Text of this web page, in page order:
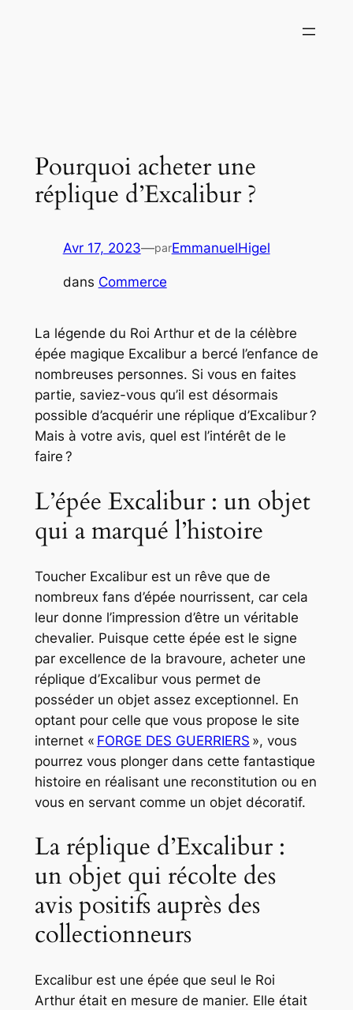
Pourquoi acheter une
réplique d’Excalibur ?
Avr 17, 2023—parEmmanuelHigel
dans Commerce
La légende du Roi Arthur et de la célèbre
épée magique Excalibur a bercé l’enfance de
nombreuses personnes. Si vous en faites
partie, saviez-vous qu’il est désormais
possible d’acquérir une réplique d’Excalibur ?
Mais à votre avis, quel est l’intérêt de le
faire ?
L’épée Excalibur : un objet
qui a marqué l’histoire
Toucher Excalibur est un rêve que de
nombreux fans d’épée nourrissent, car cela
leur donne l’impression d’être un véritable
chevalier. Puisque cette épée est le signe
par excellence de la bravoure, acheter une
réplique d’Excalibur vous permet de
posséder un objet assez exceptionnel. En
optant pour celle que vous propose le site
internet « FORGE DES GUERRIERS », vous
pourrez vous plonger dans cette fantastique
histoire en réalisant une reconstitution ou en
vous en servant comme un objet décoratif.
La réplique d’Excalibur :
un objet qui récolte des
avis positifs auprès des
collectionneurs
Excalibur est une épée que seul le Roi
Arthur était en mesure de manier. Elle était